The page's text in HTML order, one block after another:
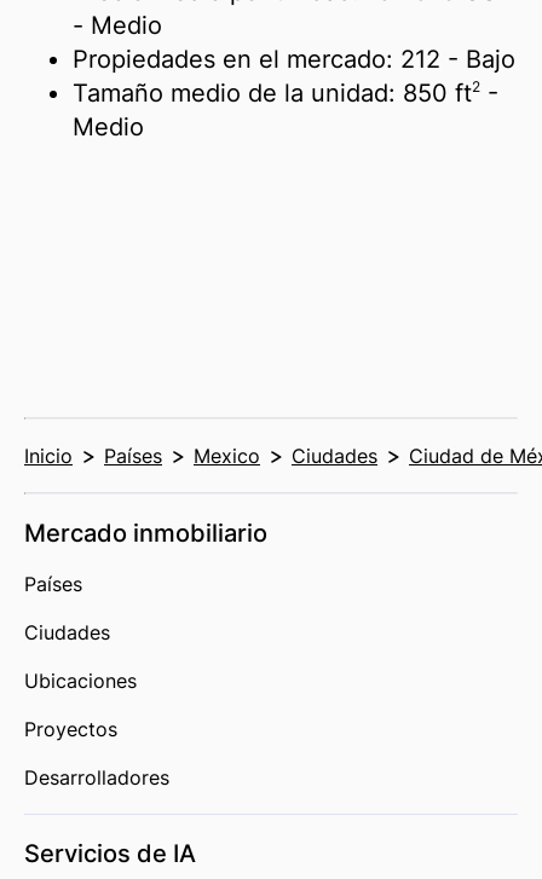
- Medio
Propiedades en el mercado: 212 - Bajo
Tamaño medio de la unidad: 850 ft2 -
Medio
Inicio Países Mexico Ciudades Ciudad de
Mercado inmobiliario
Países
Ciudades
Ubicaciones
Proyectos
Desarrolladores
Servicios de IA